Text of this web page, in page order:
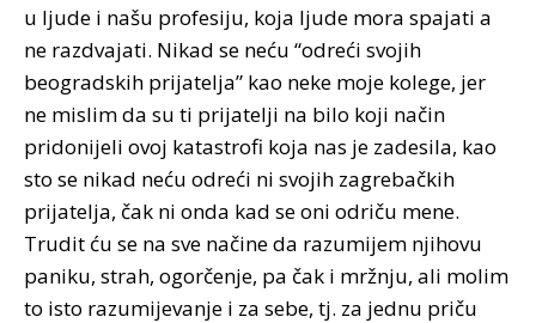
u ljude i našu profesiju, koja ljude mora spajati a
ne razdvajati. Nikad se neću “odreći svojih
beogradskih prijatelja” kao neke moje kolege, jer
ne mislim da su ti prijatelji na bilo koji način
pridonijeli ovoj katastrofi koja nas je zadesila, kao
sto se nikad neću odreći ni svojih zagrebačkih
prijatelja, čak ni onda kad se oni odriču mene.
Trudit ću se na sve načine da razumijem njihovu
paniku, strah, ogorčenje, pa čak i mržnju, ali molim
to isto razumijevanje i za sebe, tj. za jednu priču